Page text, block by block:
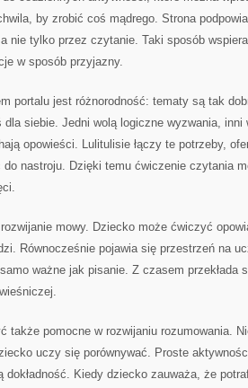
by zrobić coś mądrego. Strona
nie tylko przez czytanie. Taki sposób
w sposób przyjazny.
portalu jest różnorodność: tematy są tak
dla siebie. Jedni wolą logiczne wyzwania,
opowieści. Lulitulisie łączy te potrzeby,
do nastroju. Dzięki temu ćwiczenie czytania
mowy. Dziecko może ćwiczyć
Równocześnie pojawia się przestrzeń na
ważne jak pisanie. Z czasem przekłada
także pomocne w rozwijaniu rozumowania.
uczy się porównywać. Proste
dokładność. Kiedy dziecko zauważa, że